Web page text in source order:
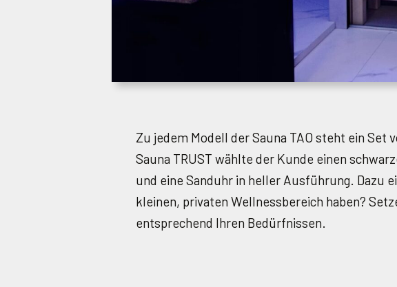
Zu jedem Modell der Sauna TAO steht ein Set
Sauna TRUST wählte der Kunde einen
und eine Sanduhr in heller Ausführung. Dazu
kleinen, privaten Wellnessbereich haben?
entsprechend Ihren Bedürfnissen.